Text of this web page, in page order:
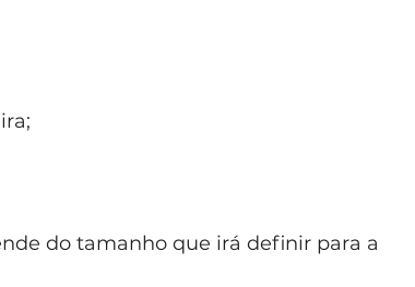
do tamanho que irá definir para a